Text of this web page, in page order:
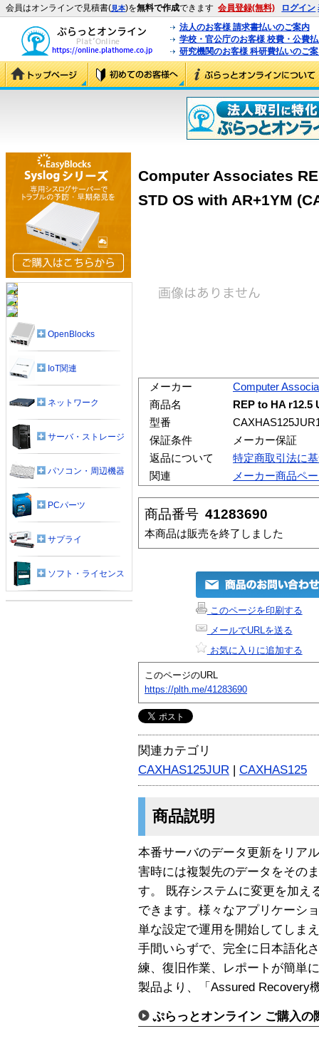
会員はオンラインで見積書(見本)を無料で作成できます 会員登録(無料) ログイン
法人のお客様 請求書払いのご案内
学校・官公庁のお客様 校費・公費
研究機関のお客様 科研費払いのご
Computer Associates
STD OS with AR+1YM
メーカー
Computer
商品名
REP to HA r12.5
型番
保証条件
メーカー保証
返品について
特定商取引法に
関連
メーカー商品ペ
商品番号 41283690
本商品は販売を終了しました
このページを印刷する
メールでURLを送る
お気に入りに追加する
このページのURL
https://plth.me/41283690
関連カテゴリ
CAXHAS125JUR | CAXHAS125
商品説明
本番サーバのデータ更新をリア
害時には複製先のデータをその
す。 既存システムに変更を加え
できます。様々なアプリケーシ
単な設定で運用を開始してしま
手間いらずで、完全に日本語化
練、復旧作業、レポートが簡単
製品より、「Assured Recovery
ぷらっとオンライン ご購入の
OpenBlocks
IoT関連
ネットワーク
サーバ・ストレージ
パソコン・周辺機器
PCパーツ
サプライ
ソフト・ライセンス